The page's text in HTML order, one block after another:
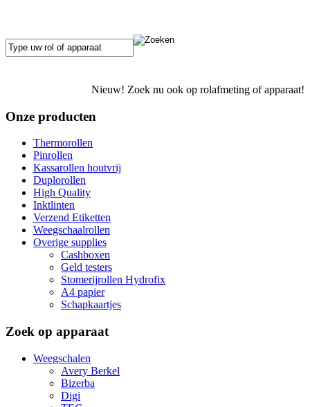
Nieuw! Zoek nu ook op rolafmeting of apparaat!
Onze producten
Thermorollen
Pinrollen
Kassarollen houtvrij
Duplorollen
High Quality
Inktlinten
Verzend Etiketten
Weegschaalrollen
Overige supplies
Cashboxen
Geld testers
Stomerijrollen Hydrofix
A4 papier
Schapkaartjes
Zoek op apparaat
Weegschalen
Avery Berkel
Bizerba
Digi